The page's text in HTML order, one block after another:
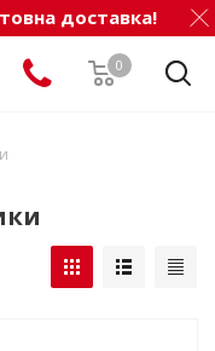
доставка!
0